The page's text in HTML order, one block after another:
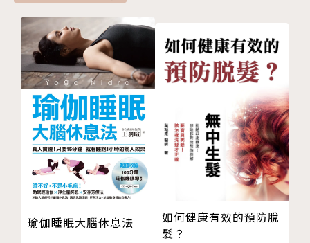
何謂心肌梗塞後延展？
何謂心肌梗塞伸展？
無q波性心肌梗塞
年輕婦女吸煙易發心梗
老年急性心肌梗塞
為什麼沒有先兆，卻因心肌梗塞猝死？
急性心房心肌梗塞
警惕急性心肌梗塞的“魔鬼時間”
冠心病病人，發生急性心肌梗塞的誘因
心肌梗塞後，高血糖會增加死亡危險
老年性心肌梗塞的首發表現
瑜伽睡眠大腦休息法
如何健康有效的預防脫
髮？